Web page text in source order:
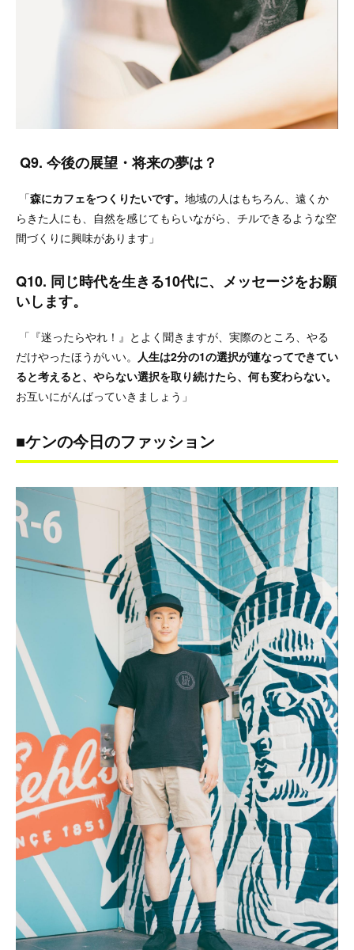
Q9. 今後の展望・将来の夢は？
「森にカフェをつくりたいです。 地域の人はもちろん、遠くか
らきた人にも、自然を感じてもらいながら、チルできるような空
間づくりに興味があります」
Q10. 同じ時代を生きる10代に、メッセージをお願
いします。
「『迷ったらやれ！』とよく聞きますが、実際のところ、やる
だけやったほうがいい。 人生は2分の1の選択が連なってできてい
ると考えると、やらない選択を取り続けたら、何も変わらない。
お互いにがんばっていきましょう」
■ケンの今日のファッション